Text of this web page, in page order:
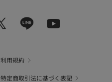
利用規約
特定商取引法に基づく表記